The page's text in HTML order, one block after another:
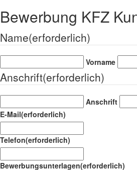
Bewerbung KFZ
Name(erforderlich)
Vorname
Anschrift(erforderlich)
Anschrift
E-Mail(erforderlich)
Telefon(erforderlich)
Bewerbungsunterlagen(erforderlich)